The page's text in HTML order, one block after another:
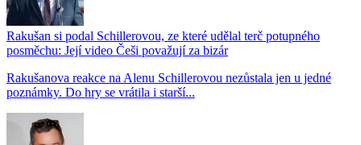
Rakušan si podal Schillerovou, ze které udělal terč potupného
posměchu: Její video Češi považují za bizár
Rakušanova reakce na Alenu Schillerovou nezůstala jen u jedné
poznámky. Do hry se vrátila i starší...